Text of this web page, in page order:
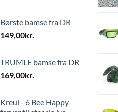
Børste bamse fra DR
149,00kr.
TRUMLE bamse fra DR
169,00kr.
Kreul - 6 Bee Happy